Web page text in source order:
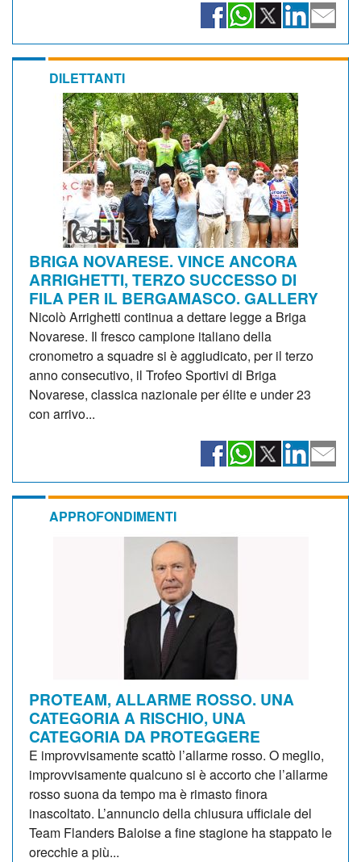
DILETTANTI
BRIGA NOVARESE. VINCE ANCORA
ARRIGHETTI, TERZO SUCCESSO DI
FILA PER IL BERGAMASCO. GALLERY
Nicolò Arrighetti continua a dettare legge a Briga
Novarese. Il fresco campione italiano della
cronometro a squadre si è aggiudicato, per il terzo
anno consecutivo, il Trofeo Sportivi di Briga
Novarese, classica nazionale per élite e under 23
con arrivo...
APPROFONDIMENTI
PROTEAM, ALLARME ROSSO. UNA
CATEGORIA A RISCHIO, UNA
CATEGORIA DA PROTEGGERE
E improvvisamente scattò l’allarme rosso. O meglio,
improvvisamente qualcuno si è accorto che l’allarme
rosso suona da tempo ma è rimasto finora
inascoltato. L’annuncio della chiusura ufficiale del
Team Flanders Baloise a fine stagione ha stappato le
orecchie a più...